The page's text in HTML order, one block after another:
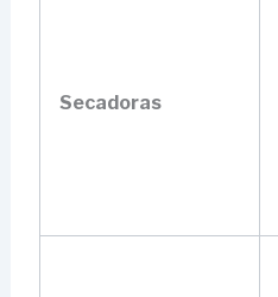
Secadoras